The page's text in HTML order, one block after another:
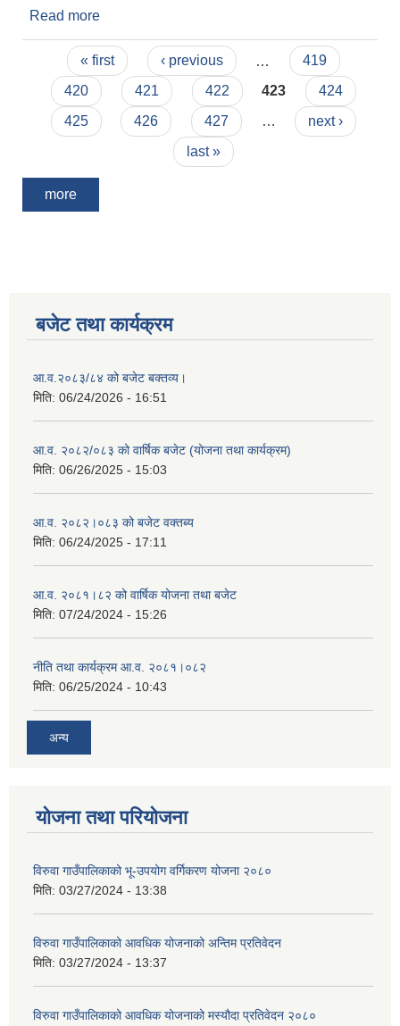
Read more
Pages« first ‹ previous
419
420
421 422 423
424
425
426 427 …
next ›
last »
more
बजेट तथा कार्यक्रम
आ.व.२०८३/८४ को बजेट बक्तव्य।
मिति: 06/24/2026 - 16:51
आ.व. २०८२/०८३ को वार्षिक बजेट (योजना तथा कार्यक्रम)
मिति: 06/26/2025 - 15:03
आ.व. २०८२।०८३ को बजेट वक्तब्य
मिति: 06/24/2025 - 17:11
आ.व. २०८१।८२ को वार्षिक योजना तथा बजेट
मिति: 07/24/2024 - 15:26
नीति तथा कार्यक्रम आ.व. २०८१।०८२
मिति: 06/25/2024 - 10:43
अन्य
योजना तथा परियोजना
विरुवा गाउँपालिकाको भू-उपयोग वर्गिकरण योजना २०८०
मिति: 03/27/2024 - 13:38
विरुवा गाउँपालिकाको आवधिक योजनाको अन्तिम प्रतिवेदन
मिति: 03/27/2024 - 13:37
विरुवा गाउँपालिकाको आवधिक योजनाको मस्यौदा प्रतिवेदन २०८०